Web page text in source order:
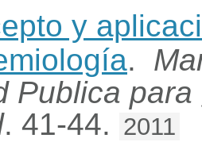
y
.
Publica
. 41-44. 2011